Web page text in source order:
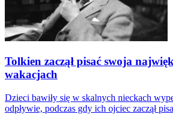
Tolkien zaczął pisać swoja
wakacjach
Dzieci bawiły się w skalnych nieckach
odpływie, podczas gdy ich ojciec zaczął